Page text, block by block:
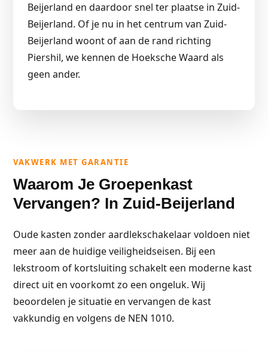
Beijerland en daardoor snel ter plaatse in Zuid-
Beijerland. Of je nu in het centrum van Zuid-
Beijerland woont of aan de rand richting
Piershil, we kennen de Hoeksche Waard als
geen ander.
VAKWERK MET GARANTIE
Waarom Je Groepenkast
Vervangen? In Zuid-Beijerland
Oude kasten zonder aardlekschakelaar voldoen niet
meer aan de huidige veiligheidseisen. Bij een
lekstroom of kortsluiting schakelt een moderne kast
direct uit en voorkomt zo een ongeluk. Wij
beoordelen je situatie en vervangen de kast
vakkundig en volgens de NEN 1010.